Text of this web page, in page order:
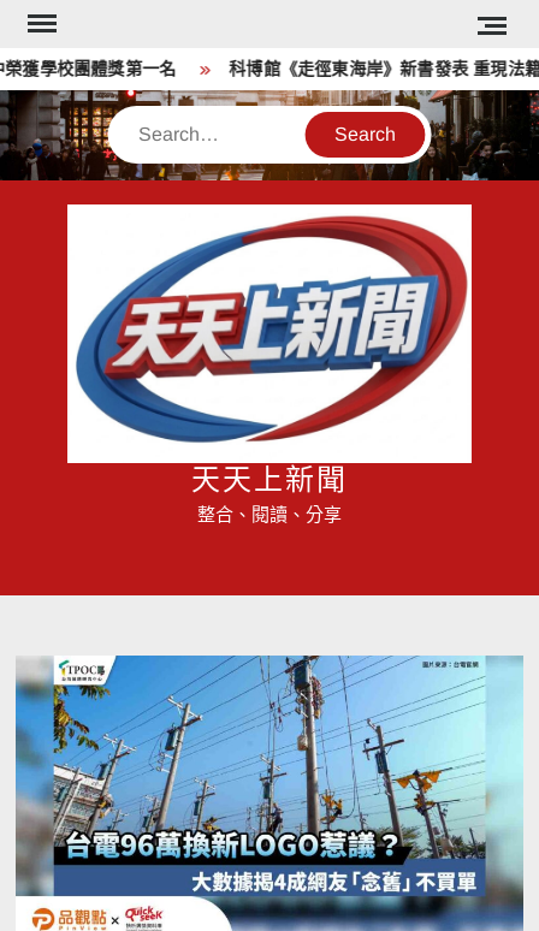
Skip
content
學校團體獎第一名 科博館《走徑東海岸》新書發表 重現法籍
Search
天天上新聞
整合、閱讀、分享